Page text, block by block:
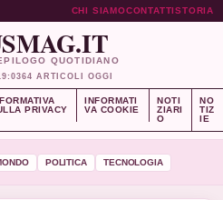
CHI SIAMOCONTATTISTORIA
QUOTIDIANO
64 ARTICOLI OGGI
PRIVACY
INFORMATI
VA COOKIE
NOTI
ZIARI
O
NO
TIZ
IE
POLITICA TECNOLOGIA